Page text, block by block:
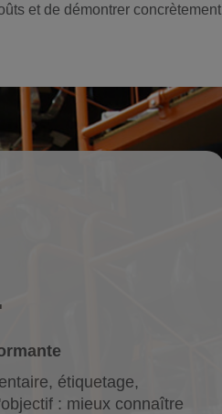
et de démontrer concrètement
étiquetage,
: mieux connaître